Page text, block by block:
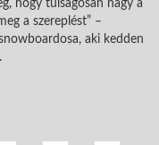
hogy túlságosan nagy a
a szereplést” –
aki kedden